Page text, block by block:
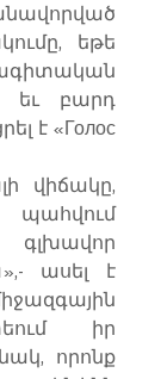
եթե
եւ բարդ
է «Голос
վիճակը,
ասել է
իր
որոնք